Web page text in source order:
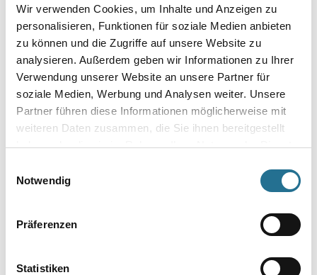
Wir verwenden Cookies, um Inhalte und Anzeigen zu
personalisieren, Funktionen für soziale Medien anbieten
zu können und die Zugriffe auf unsere Website zu
analysieren. Außerdem geben wir Informationen zu Ihrer
Verwendung unserer Website an unsere Partner für
soziale Medien, Werbung und Analysen weiter. Unsere
Partner führen diese Informationen möglicherweise mit
weiteren Daten zusammen, die Sie ihnen bereitgestellt
haben oder die sie im Rahmen Ihrer Nutzung der Dienste
Notwendig
Präferenzen
Statistiken
MPlus MultiVorstrich 10,0
kg EC1 Plus & Blauer
Engel NEU
8001-003349
Bitte einloggen, um Preise zu
sehen
MPlus MultiVorstrich 5,0 kg
EC1 Plus & Blauer Engel
NEU
8001-003350
Bitte einloggen, um Preise zu
sehen
PRODUKTEIGENSCHAFTEN
Produkteigenschaft
- Langlebig, umweltfreundlich, strapazierfähig, hygienisch und
pflegeleicht